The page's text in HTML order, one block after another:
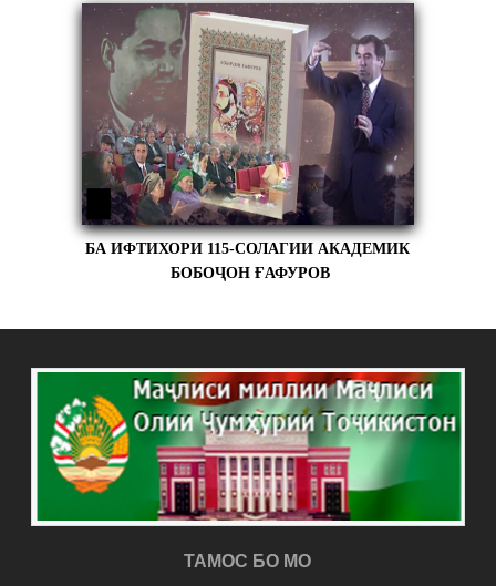
БА ИФТИХОРИ 115-СОЛАГИИ АКАДЕМИК
БОБОҶОН ҒАФУРОВ
ТАМОС БО МО